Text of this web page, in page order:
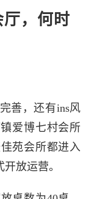
，何时
善，还有ins风
爱博七村会所
苑会所都进入
放运营。